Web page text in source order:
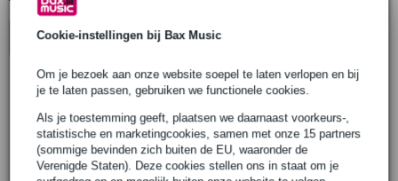
Cookie-instellingen bij Bax Music
Om je bezoek aan onze website soepel te laten verlopen en bij
je te laten passen, gebruiken we functionele cookies.
Als je toestemming geeft, plaatsen we daarnaast voorkeurs-,
statistische en marketingcookies, samen met onze 15 partners
(sommige bevinden zich buiten de EU, waaronder de
Verenigde Staten). Deze cookies stellen ons in staat om je
In winkelwagen
30 dagen 'niet goed geld terug' garantie
3 jaar Bax Music garantie